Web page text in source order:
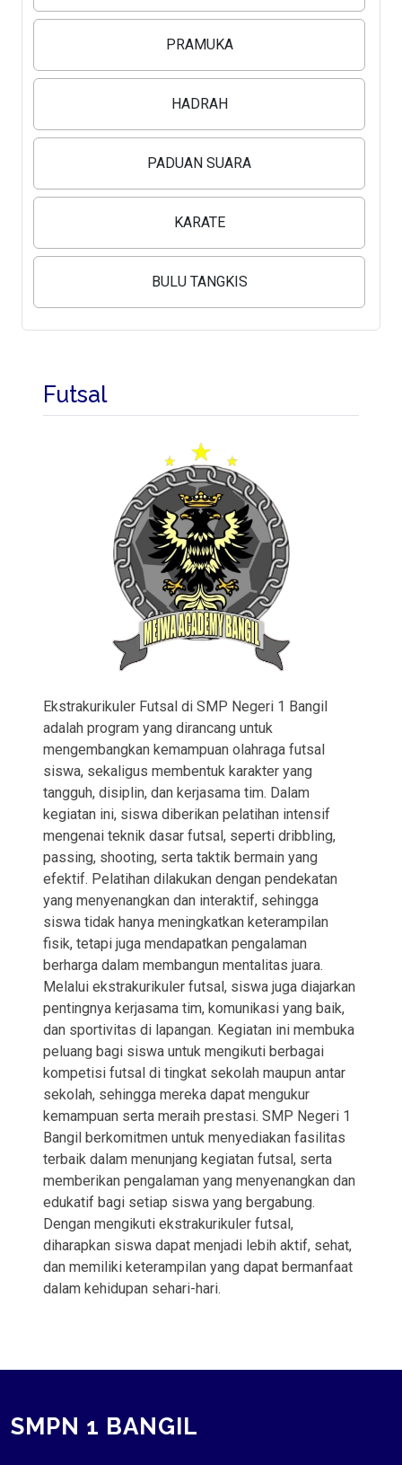
PRAMUKA
HADRAH
PADUAN SUARA
KARATE
BULU TANGKIS
Futsal
Ekstrakurikuler Futsal di SMP Negeri 1 Bangil
adalah program yang dirancang untuk
mengembangkan kemampuan olahraga futsal
siswa, sekaligus membentuk karakter yang
tangguh, disiplin, dan kerjasama tim. Dalam
kegiatan ini, siswa diberikan pelatihan intensif
mengenai teknik dasar futsal, seperti dribbling,
passing, shooting, serta taktik bermain yang
efektif. Pelatihan dilakukan dengan pendekatan
yang menyenangkan dan interaktif, sehingga
siswa tidak hanya meningkatkan keterampilan
fisik, tetapi juga mendapatkan pengalaman
berharga dalam membangun mentalitas juara.
Melalui ekstrakurikuler futsal, siswa juga diajarkan
pentingnya kerjasama tim, komunikasi yang baik,
dan sportivitas di lapangan. Kegiatan ini membuka
peluang bagi siswa untuk mengikuti berbagai
kompetisi futsal di tingkat sekolah maupun antar
sekolah, sehingga mereka dapat mengukur
kemampuan serta meraih prestasi. SMP Negeri 1
Bangil berkomitmen untuk menyediakan fasilitas
terbaik dalam menunjang kegiatan futsal, serta
memberikan pengalaman yang menyenangkan dan
edukatif bagi setiap siswa yang bergabung.
Dengan mengikuti ekstrakurikuler futsal,
diharapkan siswa dapat menjadi lebih aktif, sehat,
dan memiliki keterampilan yang dapat bermanfaat
dalam kehidupan sehari-hari.
SMPN 1 BANGIL